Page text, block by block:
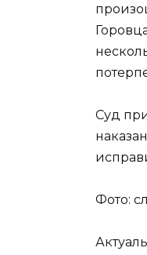
Суд
Фото: